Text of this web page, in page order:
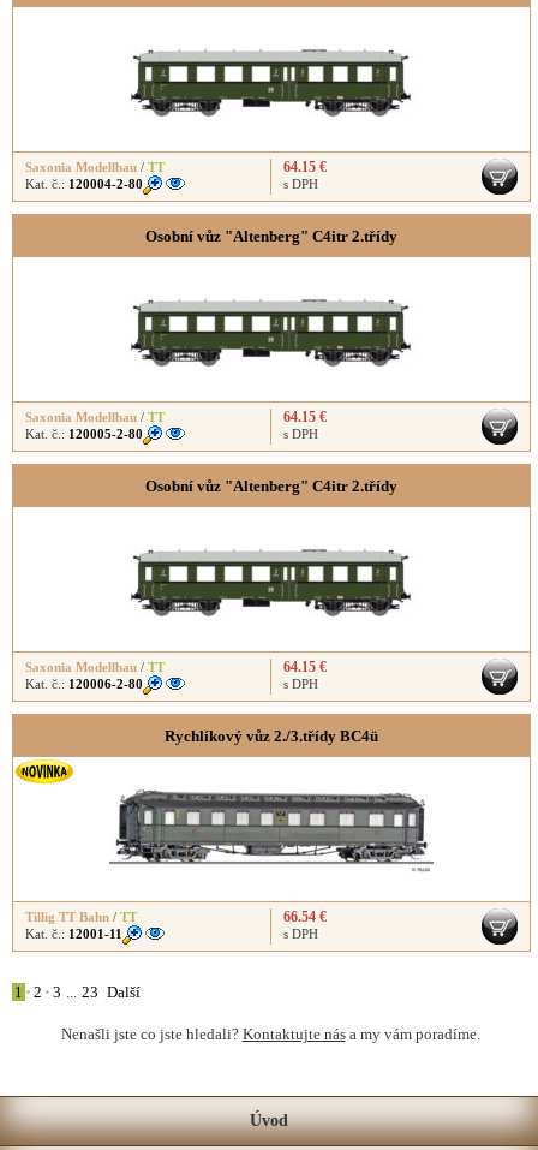
Saxonia Modellbau / TT
Kat. č.: 120004-2-80
64.15 €
s DPH
Osobní vůz "Altenberg" C4itr 2.třídy
Saxonia Modellbau / TT
Kat. č.: 120005-2-80
64.15 €
s DPH
Osobní vůz "Altenberg" C4itr 2.třídy
Saxonia Modellbau / TT
Kat. č.: 120006-2-80
64.15 €
s DPH
Rychlíkový vůz 2./3.třídy BC4ü
Tillig TT Bahn / TT
Kat. č.: 12001-11
66.54 €
s DPH
1 • 2 • 3 ... 23 Další
Nenašli jste co jste hledali? Kontaktujte nása my vám poradíme.
Úvod